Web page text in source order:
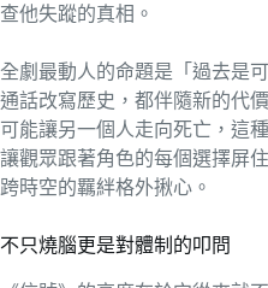
查他失蹤的真相。
全劇最動人的命題是「過去是
通話改寫歷史，都伴隨新的代
可能讓另一個人走向死亡，這
讓觀眾跟著角色的每個選擇屏
跨時空的羈絆格外揪心。
不只燒腦更是對體制的叩問